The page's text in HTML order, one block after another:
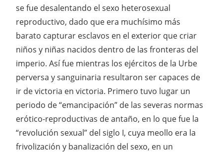
se fue desalentando el sexo heterosexual
reproductivo, dado que era muchísimo más
barato capturar esclavos en el exterior que criar
niños y niñas nacidos dentro de las fronteras del
imperio. Así fue mientras los ejércitos de la Urbe
perversa y sanguinaria resultaron ser capaces de
ir de victoria en victoria. Primero tuvo lugar un
periodo de “emancipación” de las severas normas
erótico-reproductivas de antaño, en lo que fue la
“revolución sexual” del siglo I, cuya meollo era la
frivolización y banalización del sexo, en un